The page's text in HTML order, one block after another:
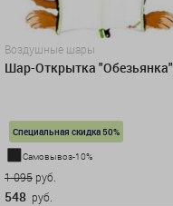
Воздушные шары
Шар-Открытка "Обезьянка"
Специальная скидка 50%
Самовывоз-10%
1 095 руб.
548 руб.